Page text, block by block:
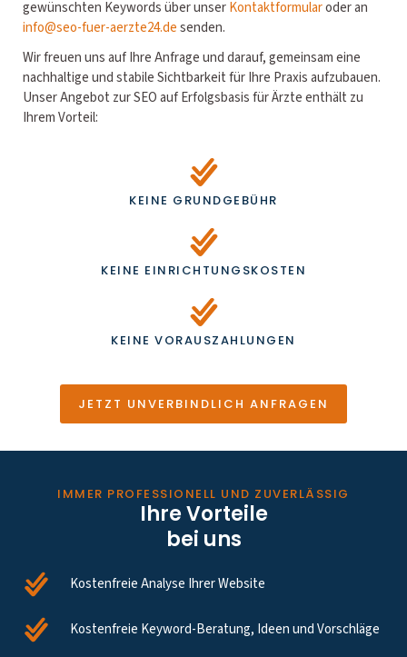
gewünschten Keywords über unserKontaktformularoder an
info@seo-fuer-aerzte24.desenden.
Wir freuen uns auf Ihre Anfrage und darauf, gemeinsam eine
nachhaltige und stabile Sichtbarkeit für Ihre Praxis aufzubauen.
Unser Angebot zur SEO auf Erfolgsbasis für Ärzte enthält zu
Ihrem Vorteil:
KEINE GRUNDGEBÜHR
KEINE EINRICHTUNGSKOSTEN
KEINE VORAUSZAHLUNGEN
JETZT UNVERBINDLICH ANFRAGEN
IMMER PROFESSIONELL UND ZUVERLÄSSIG
Ihre Vorteile
bei uns
Kostenfreie Analyse Ihrer Website
Kostenfreie Keyword-Beratung, Ideen und Vorschläge